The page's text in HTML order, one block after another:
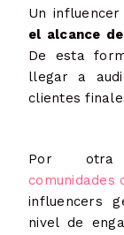
Un
el alcance
De esta
llegar a
clientes
Por
comunidades
influencers
nivel de